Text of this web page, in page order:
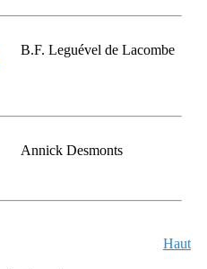
B.F. Leguével de Lacombe
Annick Desmonts
Haut